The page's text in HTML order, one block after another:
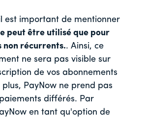
est important de mentionner
peut être utilisé que pour
non récurrents.. Ainsi, ce
ne sera pas visible sur
de vos abonnements
PayNow ne prend pas
différés. Par
en tant qu'option de